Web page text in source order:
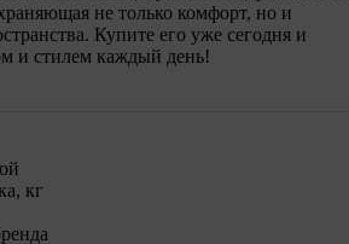
не только комфорт, но и
Купите его уже сегодня и
и стилем каждый день!
кг